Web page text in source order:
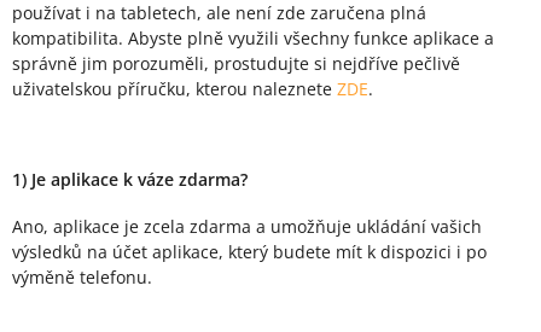
používat i na tabletech, ale není zde zaručena plná
kompatibilita. Abyste plně využili všechny funkce aplikace a
správně jim porozuměli, prostudujte si nejdříve pečlivě
uživatelskou příručku, kterou naleznete ZDE.
1) Je aplikace k váze zdarma?
Ano, aplikace je zcela zdarma a umožňuje ukládání vašich
výsledků na účet aplikace, který budete mít k dispozici i po
výměně telefonu.